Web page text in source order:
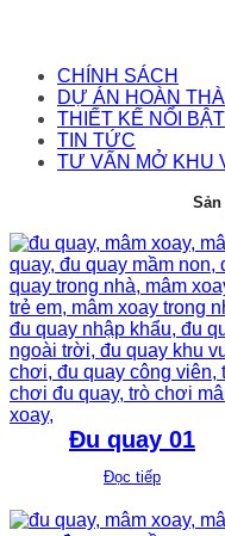
CHÍNH SÁCH
DỰ ÁN HOÀN
THIẾT KẾ NỔI BẬT
TIN TỨC
TƯ VẤN MỞ KHU
Đu quay 01
Đọc tiếp